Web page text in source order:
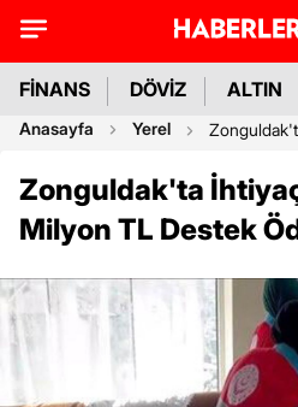
FİNANS DÖVİZ ALTIN
Anasayfa Yerel
Zonguldak'ta
Milyon TL Destek